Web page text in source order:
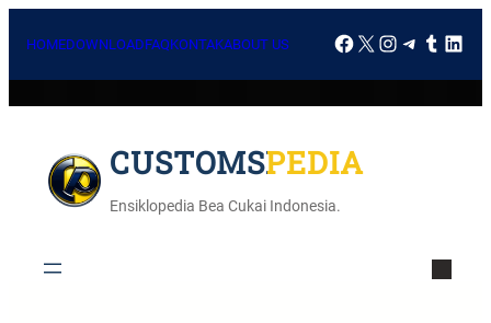
HOMEDOWNLOADFAQKONTAKABOUT US
CUSTOMSPEDIA
Ensiklopedia Bea Cukai Indonesia.